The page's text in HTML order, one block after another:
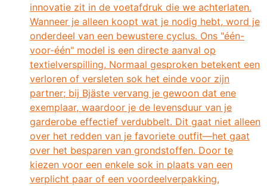
innovatie zit in de voetafdruk die we achterlaten.
Wanneer je alleen koopt wat je nodig hebt, word je
onderdeel van een bewustere cyclus. Ons "één-
voor-één" model is een directe aanval op
textielverspilling. Normaal gesproken betekent een
verloren of versleten sok het einde voor zijn
partner; bij Bjäste vervang je gewoon dat ene
exemplaar, waardoor je de levensduur van je
garderobe effectief verdubbelt. Dit gaat niet alleen
over het redden van je favoriete outfit—het gaat
over het besparen van grondstoffen. Door te
kiezen voor een enkele sok in plaats van een
verplicht paar of een voordeelverpakking,